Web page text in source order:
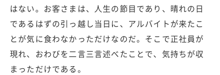
はない。お客さまは、人生の節目であり、晴れの日
であるはずの引っ越し当日に、アルバイトが来たこ
とが気に食わなかっただけなのだ。そこで正社員が
現れ、おわびを二言三言述べたことで、気持ちが収
まっただけである。